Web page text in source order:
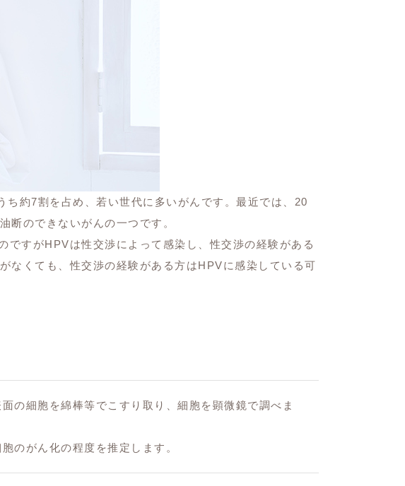
約7割を占め、若い世代に多いがんです。最近では、20
断のできないがんの一つです。
すがHPVは性交渉によって感染し、性交渉の経験がある
なくても、性交渉の経験がある方はHPVに感染している可
の細胞を綿棒等でこすり取り、細胞を顕微鏡で調べま
のがん化の程度を推定します。